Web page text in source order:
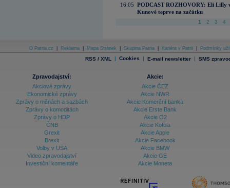
16:05 PODCAST ROZHOVORY: Eli Lilly
Kunové teprve na začátku
1 2 3 4
O Patria.cz Reklama Mapa Stránek Skupina Patria Kariéra v Patrii Podmínky
RSS / XML | Cookies | E-mail newsletter | SMS
Zpravodajství:
Akciové zprávy
Ekonomické zprávy
Zprávy o měnách a sazbách
Zprávy o komoditách
Zprávy o HDP
ČNB
Grexit
Brexit
Volby v USA
Video zpravodajství
Investiční komentáře
Akcie:
Akcie ČEZ
Akcie NWR
Akcie Komerční banka
Akcie Erste Bank
Akcie O2
Akcie Kofola
Akcie Apple
Akcie Facebook
Akcie BMW
Akcie GE
Akcie Moneta